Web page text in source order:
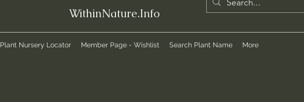
WithinNature.Info
Plant Nursery Locator Member Page - Wishlist Search Plant Name More